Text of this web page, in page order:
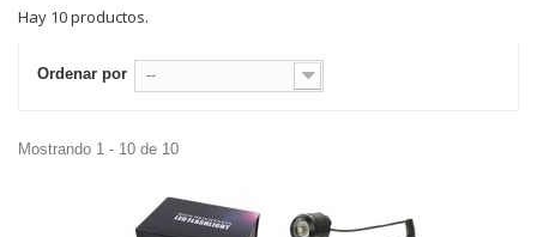
Hay 10 productos.
Ordenar por --
Mostrando 1 - 10 de 10